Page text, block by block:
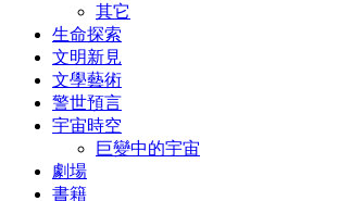
其它
生命探索
文明新見
文學藝術
警世預言
宇宙時空
巨變中的宇宙
劇場
書籍